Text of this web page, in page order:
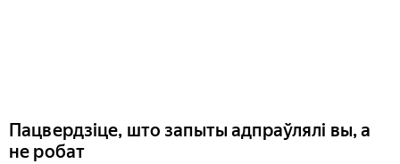
Пацвердзіце, што запыты адпраўлялі вы, а
не робат